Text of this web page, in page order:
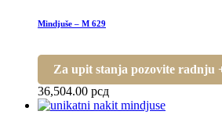
Mindjuše – M 629
Za upit stanja pozovite radnju
36,504.00 рсд